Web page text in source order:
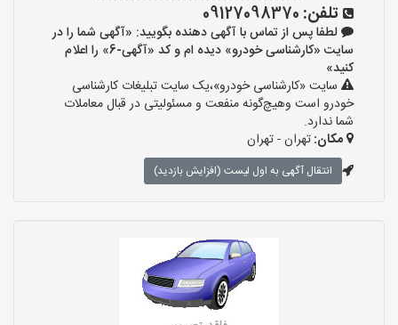
تلفن: 09127098370
لطفا پس از تماس با آگهی دهنده بگویید: «آگهی شما را در
سایت «کارشناسی خودرو» دیده ام و کد «آگهی-6» را اعلام
کنید»
سایت «کارشناسی خودرو»،یک سایت تبلیغات کارشناسی
خودرو است وهیچ‌گونه منفعت و مسئولیتی در قبال معاملات
شما ندارد.
مکان:تهران - تهران
انتقال آگهی به اول لیست (افزایش بازدید)